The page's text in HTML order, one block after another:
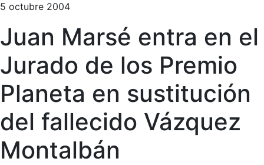
5 octubre 2004
Juan Marsé entra en el
Jurado de los Premio
Planeta en sustitución
del fallecido Vázquez
Montalbán